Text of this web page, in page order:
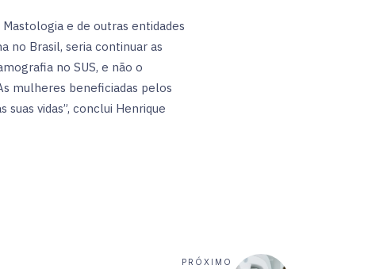
e de outras entidades
no Brasil, seria continuar as
no SUS, e não o
mulheres beneficiadas pelos
vidas”, conclui Henrique
PRÓXIMO